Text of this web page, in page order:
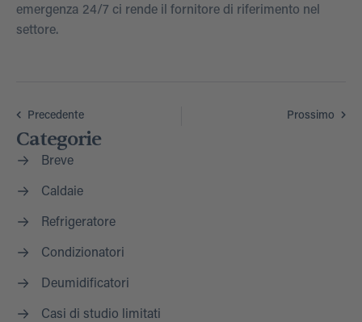
emergenza 24/7 ci rende il fornitore di riferimento nel
settore.
Precedente Prossimo
Categorie
Breve
Caldaie
Refrigeratore
Condizionatori
Deumidificatori
Casi di studio limitati